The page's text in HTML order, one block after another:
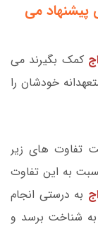
پیشنهاد می
کمک بگیرند می
خودشان را
تفاوت های زیر
به این تفاوت
به درستی انجام
شناخت برسد و